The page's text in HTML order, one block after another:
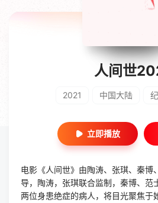
人间世
2021 中国大陆
立即播放
电影《人间世》由陶涛、张琪、秦博
导，陶涛，张琪联合监制，秦博、范
两位身患绝症的病人，将目光聚焦于